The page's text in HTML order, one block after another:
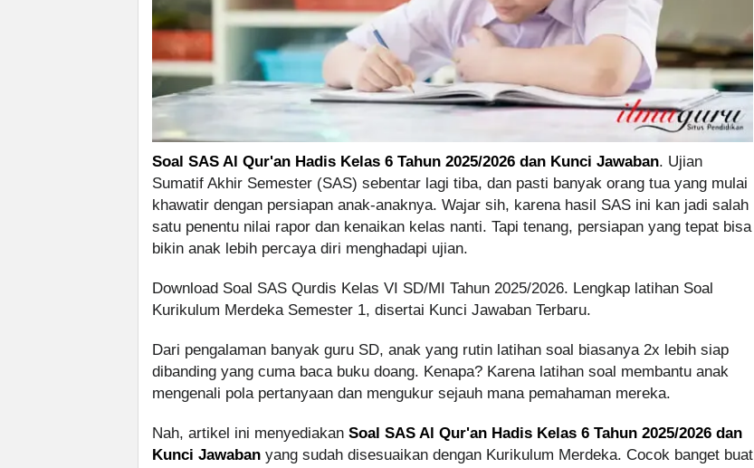
Soal SAS Al Qur'an Hadis Kelas 6 Tahun 2025/2026 dan Kunci Jawaban. Ujian
Sumatif Akhir Semester (SAS) sebentar lagi tiba, dan pasti banyak orang tua yang mulai
khawatir dengan persiapan anak-anaknya. Wajar sih, karena hasil SAS ini kan jadi salah
satu penentu nilai rapor dan kenaikan kelas nanti. Tapi tenang, persiapan yang tepat bisa
bikin anak lebih percaya diri menghadapi ujian.
Download Soal SAS Qurdis Kelas VI SD/MI Tahun 2025/2026. Lengkap latihan Soal
Kurikulum Merdeka Semester 1, disertai Kunci Jawaban Terbaru.
Dari pengalaman banyak guru SD, anak yang rutin latihan soal biasanya 2x lebih siap
dibanding yang cuma baca buku doang. Kenapa? Karena latihan soal membantu anak
mengenali pola pertanyaan dan mengukur sejauh mana pemahaman mereka.
Nah, artikel ini menyediakan Soal SAS Al Qur'an Hadis Kelas 6 Tahun 2025/2026 dan
Kunci Jawaban yang sudah disesuaikan dengan Kurikulum Merdeka. Cocok banget buat